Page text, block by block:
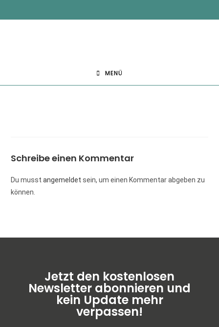
MENÜ
Schreibe einen Kommentar
Du musstangemeldet sein, um einen Kommentar abgeben zu
können.
Jetzt den kostenlosen
Newsletter abonnieren und
kein Update mehr
verpassen!